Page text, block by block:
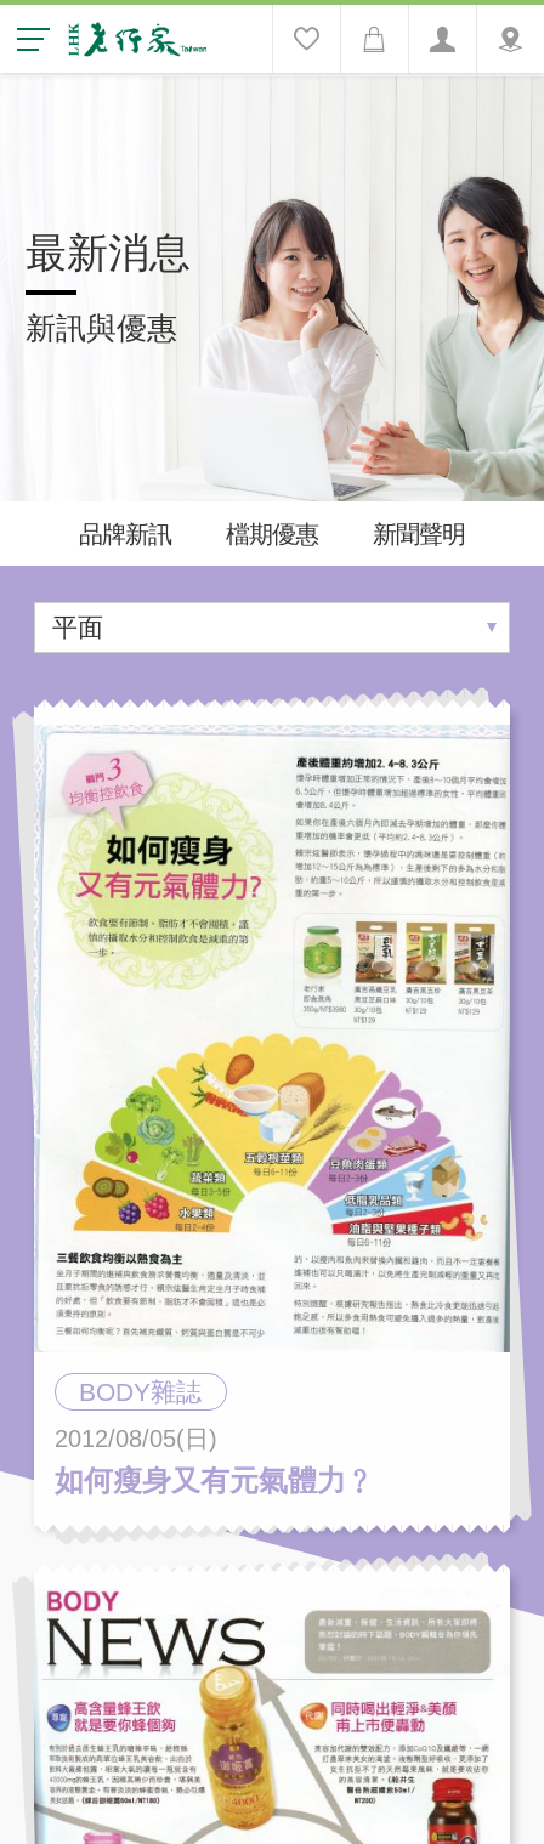
最新消息
新訊與優惠
品牌新訊 檔期優惠 新聞聲明
BODY雜誌
2012/08/05(日)
如何瘦身又有元氣體力﹖